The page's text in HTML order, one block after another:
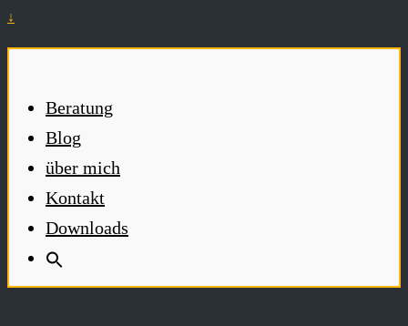
↓
Beratung
Blog
über mich
Kontakt
Downloads